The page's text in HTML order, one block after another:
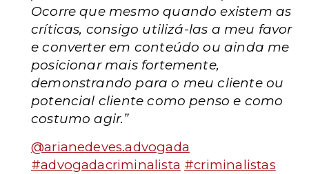
Ocorre que mesmo quando existem as
críticas, consigo utilizá-las a meu favor
e converter em conteúdo ou ainda me
posicionar mais fortemente,
demonstrando para o meu cliente ou
potencial cliente como penso e como
costumo agir.”
@arianedeves.advogada
#advogadacriminalista #criminalistas